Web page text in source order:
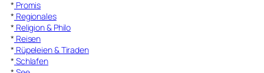
* Promis
* Regionales
* Religion & Philo
* Reisen
* Rüpeleien & Tiraden
* Schlafen